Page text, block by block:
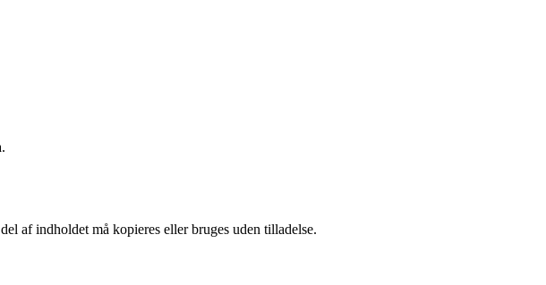
af indholdet må kopieres eller bruges uden tilladelse.